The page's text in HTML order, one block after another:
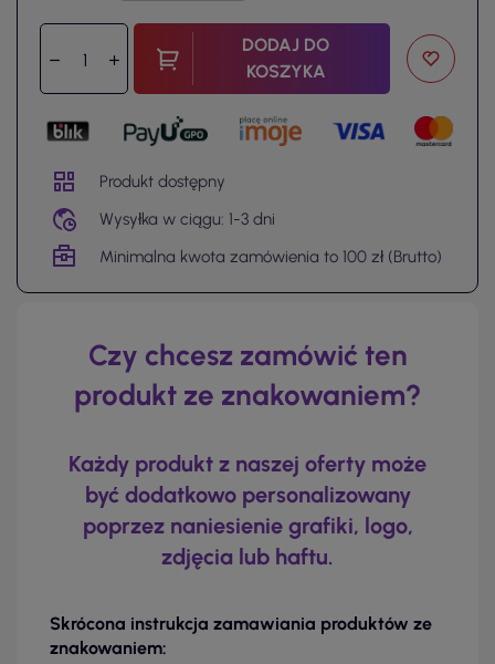
DODAJ DO
KOSZYKA
Produkt dostępny
Wysyłka w ciągu: 1-3 dni
Minimalna kwota zamówienia to 100 zł (Brutto)
Czy chcesz zamówić ten
produkt ze znakowaniem?
Każdy produkt z naszej oferty może
być dodatkowo personalizowany
poprzez naniesienie grafiki, logo,
zdjęcia lub haftu.
Skrócona instrukcja zamawiania produktów ze
znakowaniem: